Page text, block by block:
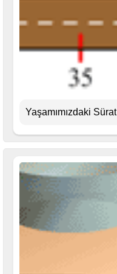
Yaşamımızdaki Sürat